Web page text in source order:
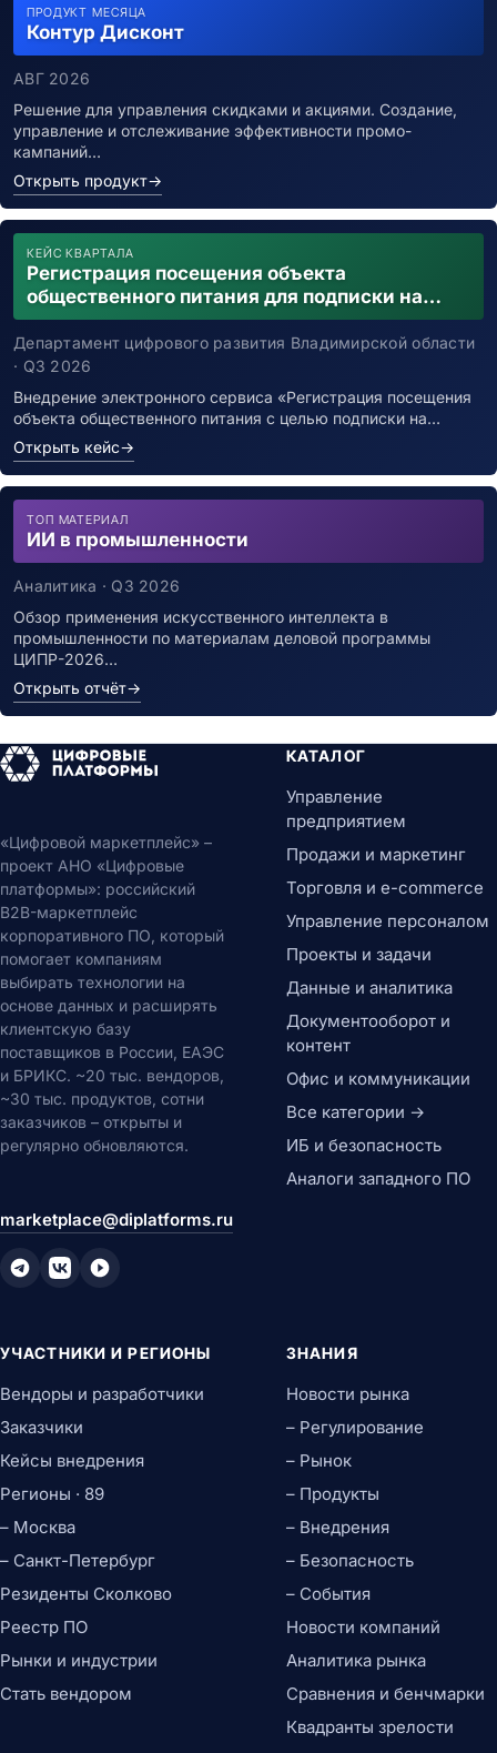
ПРОДУКТ МЕСЯЦА
Контур Дисконт
АВГ 2026
Решение для управления скидками и акциями. Создание,
управление и отслеживание эффективности промо-
кампаний…
Открыть продукт→
КЕЙС КВАРТАЛА
Регистрация посещения объекта
общественного питания для подписки на
уведомления о возможном контакте с
заболевшим новой коронавирусной
инфекцией
Департамент цифрового развития Владимирской области
· Q3 2026
Внедрение электронного сервиса «Регистрация посещения
объекта общественного питания с целью подписки на…
Открыть кейс→
ТОП МАТЕРИАЛ
ИИ в промышленности
Аналитика · Q3 2026
Обзор применения искусственного интеллекта в
промышленности по материалам деловой программы
ЦИПР-2026…
Открыть отчёт→
«Цифровой маркетплейс» –
проект АНО «Цифровые
платформы»: российский
B2B-маркетплейс
корпоративного ПО, который
помогает компаниям
выбирать технологии на
основе данных и расширять
клиентскую базу
поставщиков в России, ЕАЭС
и БРИКС. ~20 тыс. вендоров,
~30 тыс. продуктов, сотни
заказчиков – открыты и
регулярно обновляются.
marketplace@diplatforms.ru
КАТАЛОГ
Управление
предприятием
Продажи и маркетинг
Торговля и e-commerce
Управление персоналом
Проекты и задачи
Данные и аналитика
Документооборот и
контент
Офис и коммуникации
Все категории →
ИБ и безопасность
Аналоги западного ПО
УЧАСТНИКИ И РЕГИОНЫ
Вендоры и разработчики
Заказчики
Кейсы внедрения
Регионы · 89
– Москва
– Санкт-Петербург
Резиденты Сколково
Реестр ПО
Рынки и индустрии
Стать вендором
ЗНАНИЯ
Новости рынка
– Регулирование
– Рынок
– Продукты
– Внедрения
– Безопасность
– События
Новости компаний
Аналитика рынка
Сравнения и бенчмарки
Квадранты зрелости